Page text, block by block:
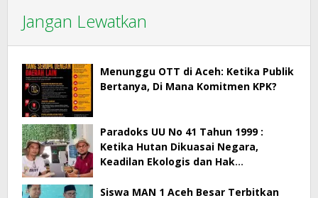
Jangan Lewatkan
Menunggu OTT di Aceh: Ketika Publik
Bertanya, Di Mana Komitmen KPK?
Paradoks UU No 41 Tahun 1999 :
Ketika Hutan Dikuasai Negara,
Keadilan Ekologis dan Hak
Siswa MAN 1 Aceh Besar Terbitkan